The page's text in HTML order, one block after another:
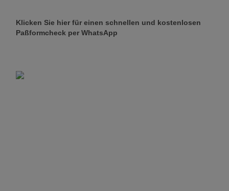
Klicken Sie hier für einen schnellen und kostenlosen
Paßformcheck per WhatsApp